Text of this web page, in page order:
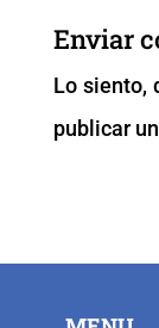
b
o
o
k
Enviar
Lo siento,
publicar